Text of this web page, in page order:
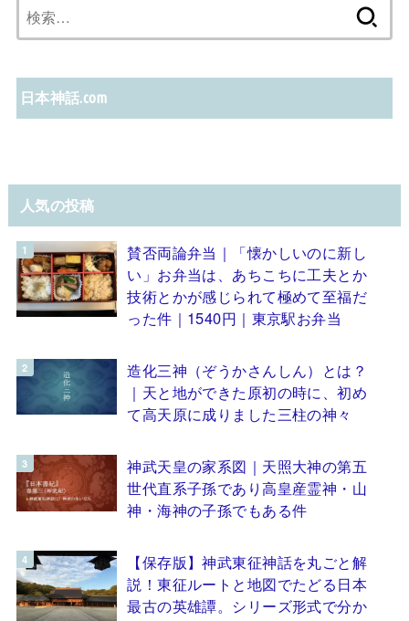
索:
日本神話.com
人気の投稿
賛否両論弁当｜「懐かしいのに新し
い」お弁当は、あちこちに工夫とか
技術とかが感じられて極めて至福だ
った件｜1540円｜東京駅お弁当
造化三神（ぞうかさんしん）とは？
｜天と地ができた原初の時に、初め
て高天原に成りました三柱の神々
神武天皇の家系図｜天照大神の第五
世代直系子孫であり高皇産霊神・山
神・海神の子孫でもある件
【保存版】神武東征神話を丸ごと解
説！東征ルートと地図でたどる日本
最古の英雄譚。シリーズ形式で分か